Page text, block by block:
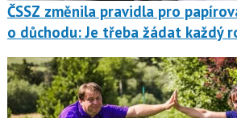
ČSSZ změnila pravidla pro
o důchodu: Je třeba žádat každý